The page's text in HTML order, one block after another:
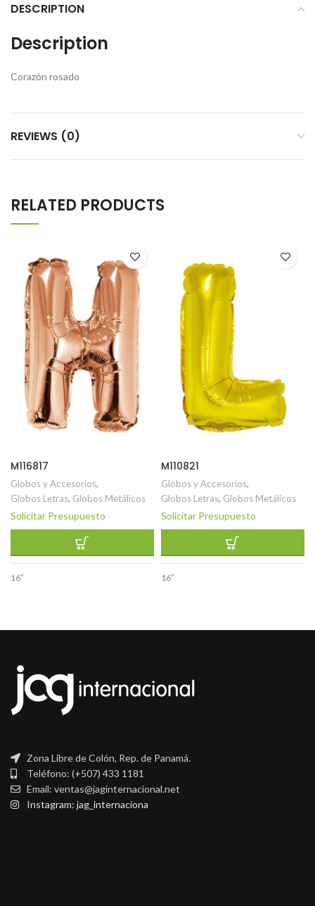
DESCRIPTION
Description
Corazón rosado
REVIEWS (0)
RELATED PRODUCTS
M116817
Globos y Accesorios,
Globos Letras, Globos Metálicos
Solicitar Presupuesto
16″
M110821
Globos y Accesorios,
Globos Letras, Globos Metálicos
Solicitar Presupuesto
16″
Zona Libre de Colón, Rep. de Panamá.
Teléfono: (+507) 433 1181
Email: ventas@jaginternacional.net
Instagram: jag_internaciona